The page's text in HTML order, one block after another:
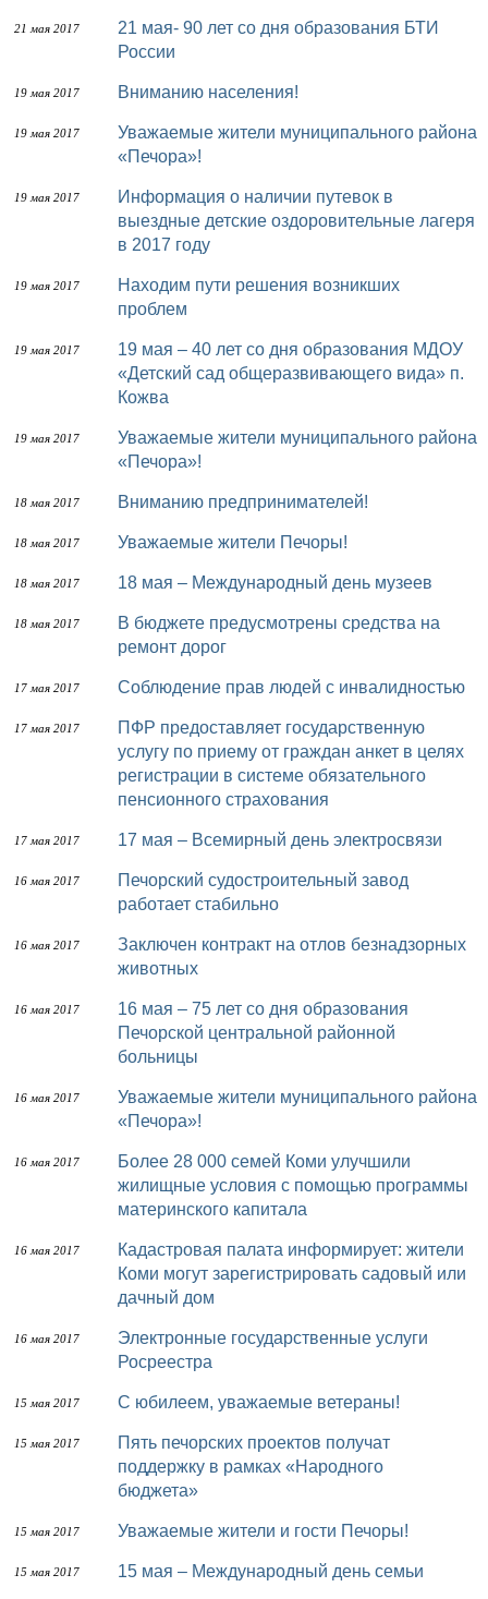
21 мая 2017
21 мая- 90 лет со дня образования БТИ
России
19 мая 2017 Вниманию населения!
19 мая 2017
Уважаемые жители муниципального района
«Печора»!
19 мая 2017
Информация о наличии путевок в
выездные детские оздоровительные лагеря
в 2017 году
19 мая 2017
Находим пути решения возникших
проблем
19 мая 2017
19 мая – 40 лет со дня образования МДОУ
«Детский сад общеразвивающего вида» п.
Кожва
19 мая 2017
Уважаемые жители муниципального района
«Печора»!
18 мая 2017 Вниманию предпринимателей!
18 мая 2017 Уважаемые жители Печоры!
18 мая 2017 18 мая – Международный день музеев
18 мая 2017
В бюджете предусмотрены средства на
ремонт дорог
17 мая 2017 Соблюдение прав людей с инвалидностью
17 мая 2017
ПФР предоставляет государственную
услугу по приему от граждан анкет в целях
регистрации в системе обязательного
пенсионного страхования
17 мая 2017 17 мая – Всемирный день электросвязи
16 мая 2017
Печорский судостроительный завод
работает стабильно
16 мая 2017
Заключен контракт на отлов безнадзорных
животных
16 мая 2017
16 мая – 75 лет со дня образования
Печорской центральной районной
больницы
16 мая 2017
Уважаемые жители муниципального района
«Печора»!
16 мая 2017
Более 28 000 семей Коми улучшили
жилищные условия с помощью программы
материнского капитала
16 мая 2017
Кадастровая палата информирует: жители
Коми могут зарегистрировать садовый или
дачный дом
16 мая 2017
Электронные государственные услуги
Росреестра
15 мая 2017 С юбилеем, уважаемые ветераны!
15 мая 2017
Пять печорских проектов получат
поддержку в рамках «Народного
бюджета»
15 мая 2017 Уважаемые жители и гости Печоры!
15 мая 2017 15 мая – Международный день семьи